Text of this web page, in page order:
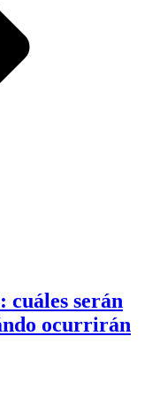
cuáles serán
ocurrirán